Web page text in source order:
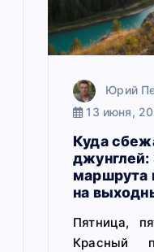
Юрий
13 июня,
Куда
джунглей:
маршрута
на
Пятница,
Красный